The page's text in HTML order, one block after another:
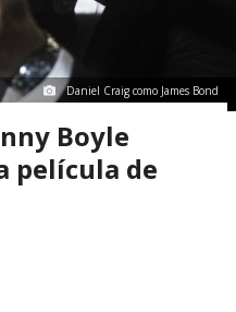
Daniel Craig como James Bond
Boyle
película de